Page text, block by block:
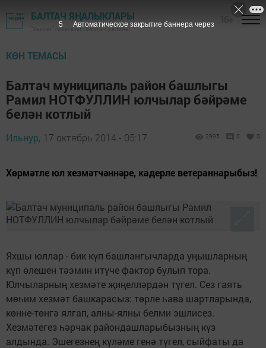
БАЛТАЧ ЯҢАЛЫКЛАРЫ
"Хезмәт" газетасы - Балтач районы
КӨН ТЕМАСЫ
Балтач муниципаль район башлыгы
Рамил НОТФУЛЛИН юлчылар бәйрәме
белән котлый
Ильнур, 17 октябрь 2014 - 05:17 2995 0 0
Хөрмәтле юл хезмәтчәннәре, кадерле ветераннарыбыз!
Яхшы юллар - бик күп башлангычларда уңышларның
күп өлешен тәэмин итүче фактор булып тора.
Юлчыларның хезмәте җиңелләрдән түгел. Сез гаять
мөһим хезмәт башкарасыз: төрле һава шартларында,
көнне-төнгә ялгап, алны-ялны белми эшлисез.
Хезмәтегез һәрчак райондашларыбызның күз
алдында. Эшегезнең күләме генә түгел, сыйфаты да
4 Автоматическое закрытие баннера через